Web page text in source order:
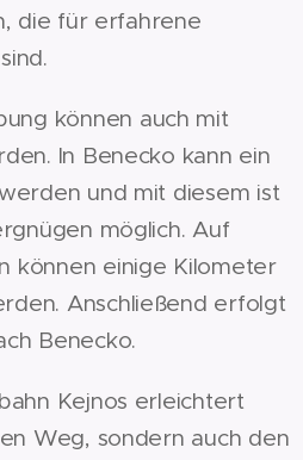
die für erfahrene
können auch mit
In Benecko kann ein
und mit diesem ist
möglich. Auf
können einige Kilometer
Anschließend erfolgt
Benecko.
Kejnos erleichtert
Weg, sondern auch den